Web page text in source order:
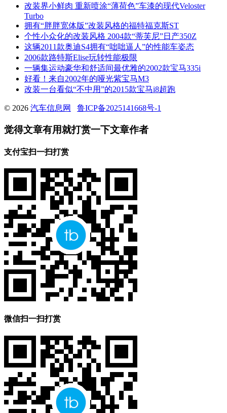
改装界小鲜肉 重新喷涂“薄荷色”车漆的现代Veloster
Turbo
拥有“胖胖宽体版”改装风格的福特福克斯ST
个性小众化的改装风格 2004款“蒂芙尼”日产350Z
这辆2011款奥迪S4拥有“咄咄逼人”的性能车姿态
2006款路特斯Elise玩转性能极限
一辆集运动豪华和舒适间最优雅的2002款宝马335i
好看！来自2002年的哑光紫宝马M3
改装一台看似“不中用”的2015款宝马i8超跑
© 2026 汽车信息网 鲁ICP备2025141668号-1
觉得文章有用就打赏一下文章作者
支付宝扫一扫打赏
微信扫一扫打赏